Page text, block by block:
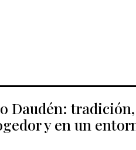
Daudén:
y en un